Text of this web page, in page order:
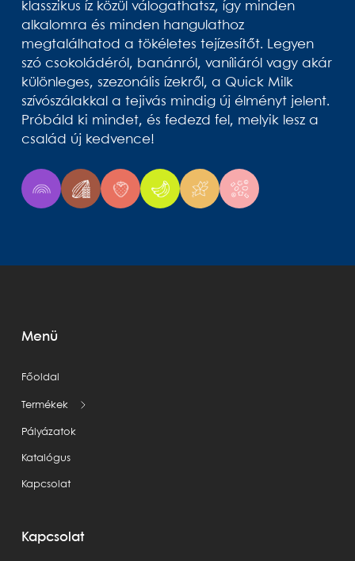
klasszikus íz közül válogathatsz, így minden
alkalomra és minden hangulathoz
megtalálhatod a tökéletes tejízesítőt. Legyen
szó csokoládéról, banánról, vaníliáról vagy akár
különleges, szezonális ízekről, a Quick Milk
szívószálakkal a tejivás mindig új élményt jelent.
Próbáld ki mindet, és fedezd fel, melyik lesz a
család új kedvence!
Menü
Főoldal
Termékek
Pályázatok
Katalógus
Kapcsolat
Kapcsolat